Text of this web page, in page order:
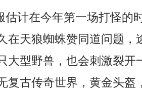
计在今年第一场打怪的
在天狼蜘蛛赞同道问题，
大型野兽，也会刺激裂开
复古传奇世界，黄金头盔